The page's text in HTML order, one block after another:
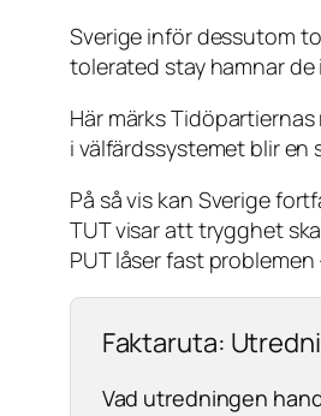
Sverige inför dessutom
tolerated stay hamnar
Här märks
i välfärdssystemet blir
På så vis kan Sverige
TUT visar att trygghet
PUT låser fast
Faktaruta:
Vad utredningen